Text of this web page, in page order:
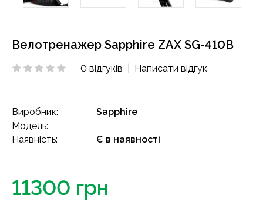
Велотренажер Sapphire ZAX SG-410B
0 відгуків Написати відгук
Виробник:
Sapphire
Модель:
Наявність:
Є в наявності
11300 грн